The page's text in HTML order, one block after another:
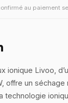
au paiement
ionique Livoo,
offre un
technologie